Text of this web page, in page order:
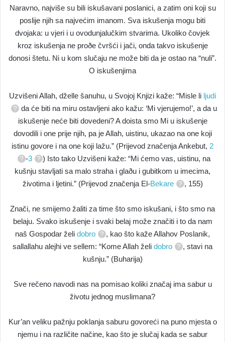
Naravno, najviše su bili iskušavani poslanici, a zatim oni koji su
poslije njih sa najvećim imanom. Sva iskušenja mogu biti
dvojaka: u vjeri i u ovodunjalučkim stvarima. Ukoliko čovjek
kroz iskušenja ne proðe čvršći i jači, onda takvo iskušenje
donosi štetu. Ni u kom slučaju ne može biti da je ostao na “nuli”.
O iskušenjima
Uzvišeni Allah, dželle šanuhu, u Svojoj Knjizi kaže: “Misle li ljudi
da će biti na miru ostavljeni ako kažu: ‘Mi vjerujemo!’, a da u
iskušenje neće biti dovedeni? A doista smo Mi u iskušenje
dovodili i one prije njih, pa je Allah, uistinu, ukazao na one koji
istinu govore i na one koji lažu.” (Prijevod značenja Ankebut, 2
-3
) Isto tako Uzvišeni kaže: “Mi ćemo vas, uistinu, na
kušnju stavljati sa malo straha i glaðu i gubitkom u imecima,
životima i ljetini.” (Prijevod značenja El-Bekare , 155)
Znači, ne smijemo žaliti za time što smo iskušani, i što smo na
belaju. Svako iskušenje i svaki belaj može značiti i to da nam
naš Gospodar želi dobro
, kao što kaže Allahov Poslanik,
sallallahu alejhi ve sellem: “Kome Allah želi dobro
, stavi na
kušnju.” (Buharija)
Sve rečeno navodi nas na pomisao koliki značaj ima sabur u
životu jednog muslimana?
Kur’an veliku pažnju poklanja saburu govoreći na puno mjesta o
njemu i na različite načine, kao što je slučaj kada se sabur